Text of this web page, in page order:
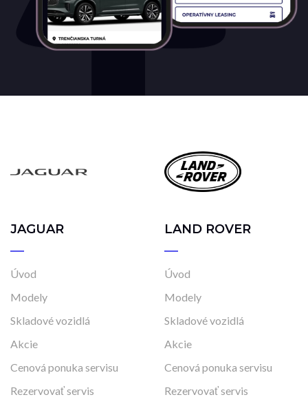
JAGUAR
Úvod
Modely
Skladové vozidlá
Akcie
Cenová ponuka servisu
Rezervovať servis
LAND ROVER
Úvod
Modely
Skladové vozidlá
Akcie
Cenová ponuka servisu
Rezervovať servis